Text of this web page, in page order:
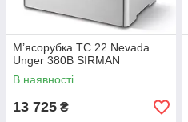
М’ясорубка TC 22 Nevada
Unger 380В SIRMAN
В наявності
13 725 ₴